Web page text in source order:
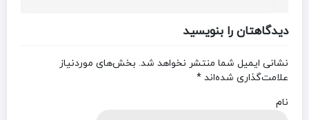
دیدگاهتان را بنویسید
نشانی ایمیل شما منتشر نخواهد شد. بخش‌های موردنیاز
علامت‌گذاری شده‌اند *
نام